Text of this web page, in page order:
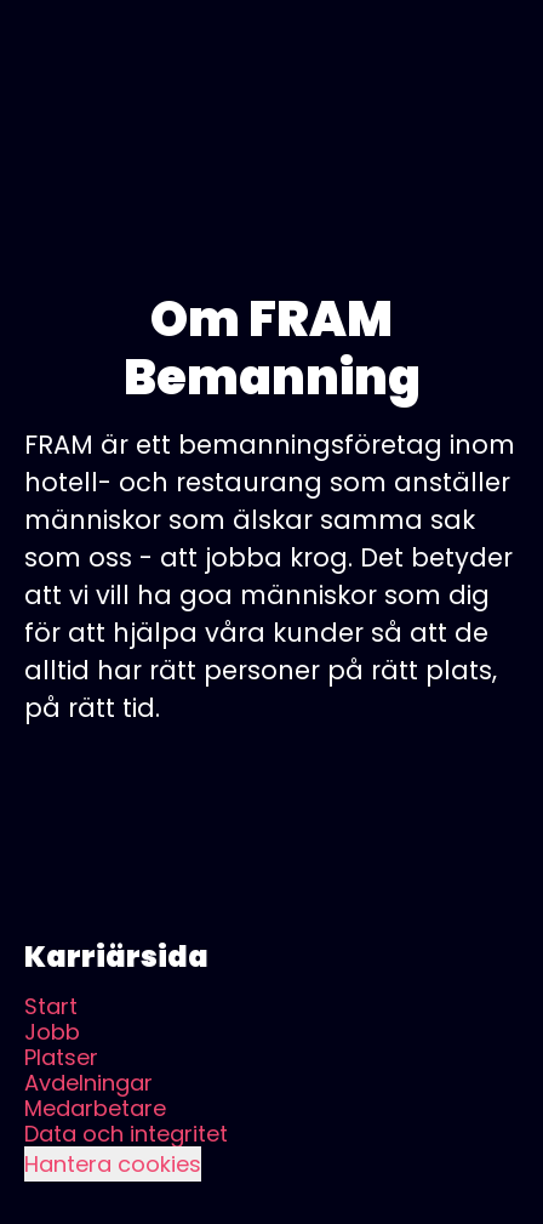
Om FRAM
Bemanning
FRAM är ett bemanningsföretag inom
hotell- och restaurang som anställer
människor som älskar samma sak
som oss - att jobba krog. Det betyder
att vi vill ha goa människor som dig
för att hjälpa våra kunder så att de
alltid har rätt personer på rätt plats,
på rätt tid.
Karriärsida
Start
Jobb
Platser
Avdelningar
Medarbetare
Data och integritet
Hantera cookies